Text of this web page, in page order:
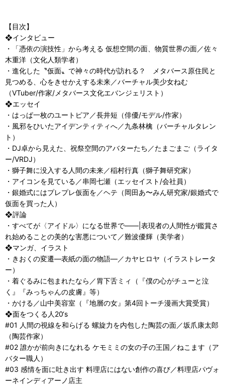
【目次】
❖インタビュー
・「憑依の演技性」から考える 仮想空間の面、物質世界の面／佐々
木重洋（文化人類学者）
・進化した〝仮面〟で神々の時代が訪れる？ メタバース原住民と
見つめる、心をきせかえする未来／バーチャル美少女ねむ
（VTuber/作家/メタバース文化エバンジェリスト）
❖エッセイ
・はっぱ一枚のユートピア／長井短（俳優/モデル/作家）
・風邪をひいたアイデンティティへ／九条林檎（バーチャルタレン
ト）
・DJ卓から見えた、祝祭空間のアバターたち／たまごまご（ライタ
ー/VRDJ）
・獅子舞に没入する人間の未来／稲村行真（獅子舞研究家）
・アイコンを見ている／串岡七瀬（エッセイスト/会社員）
・銀婚式にはプレプレ仮面を／ヘテ（岡田あ〜みん研究家/銀婚式で
仮面を買った人）
❖評論
・すべてが〈アイドル〉になる世界で――|表現者の人間性が鑑賞さ
れ始めることの美的な害悪について／難波優輝（美学者）
❖マンガ、イラスト
・きおくの変遷―表紙の面の物語―／カヤヒロヤ（イラストレータ
ー）
・着ぐるみに包まれたなら／胃下舌ミィ（『僕の心がチューと泣
く』『みっちゃんの皮膚』等）
・かける／山中美容室（『地層の女』第4回トーチ漫画大賞受賞）
❖面をつくる人20‘s
#01 人間の視線を和らげる 螺旋力を内包した陶芸の面／坂爪康太郎
（陶芸作家）
#02 誰かが前向きになれる ケモミミの女の子の王国／ねこます（ア
バター職人）
#03 感情を面に吐き出す 料理店にはない創作の喜び／料理店パヴォ
ーネインディアーノ店主